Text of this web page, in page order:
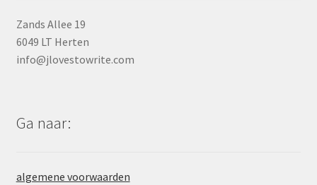
Zands Allee 19
6049 LT Herten
info@jlovestowrite.com
Ga naar:
algemene voorwaarden